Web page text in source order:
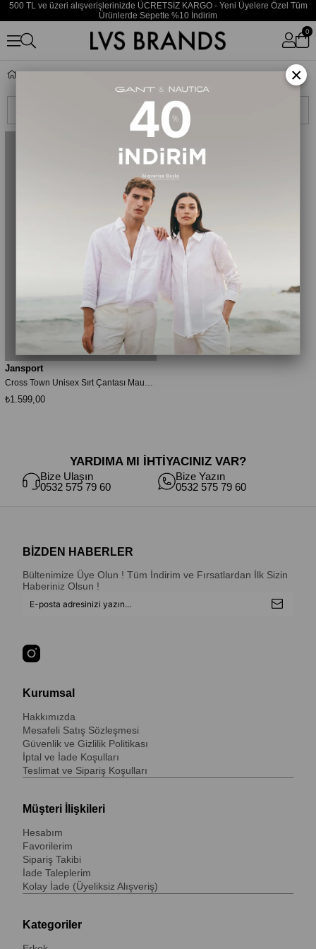
500 TL ve üzeri alışverişlerinizde ÜCRETSİZ KARGO - Yeni Üyelere Özel Tüm
Ürünlerde Sepette %10 İndirim
0
TÜKENDI
Jansport
₺1.599,00
YARDIMA MI İHTİYACINIZ VAR?
Bize Ulaşın
0532 575 79 60
Bize Yazın
0532 575 79 60
BİZDEN HABERLER
Bültenimize Üye Olun ! Tüm İndirim ve Fırsatlardan İlk Sizin
Haberiniz Olsun !
Kurumsal
Hakkımızda
Mesafeli Satış Sözleşmesi
Güvenlik ve Gizlilik Politikası
İptal ve İade Koşulları
Teslimat ve Sipariş Koşulları
Müşteri İlişkileri
Hesabım
Favorilerim
Sipariş Takibi
İade Taleplerim
Kolay İade (Üyeliksiz Alışveriş)
Kategoriler
×